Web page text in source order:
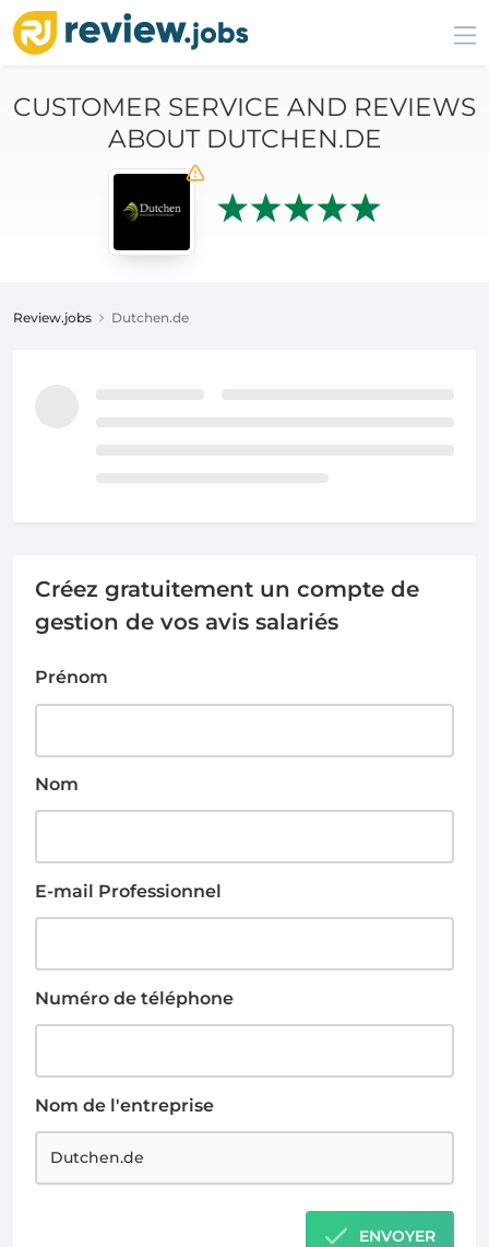
CUSTOMER SERVICE AND REVIEWS
ABOUT DUTCHEN.DE
Review.jobs Dutchen.de
Créez gratuitement un compte de
gestion de vos avis salariés
Prénom
Nom
E-mail Professionnel
Numéro de téléphone
Nom de l'entreprise
ENVOYER